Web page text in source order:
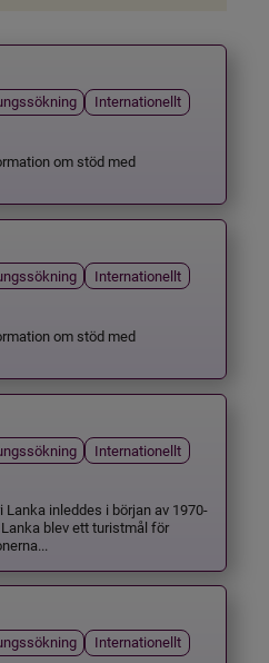
Internationellt
om stöd med
Internationellt
om stöd med
Internationellt
inleddes i början av 1970-
blev ett turistmål för
Internationellt